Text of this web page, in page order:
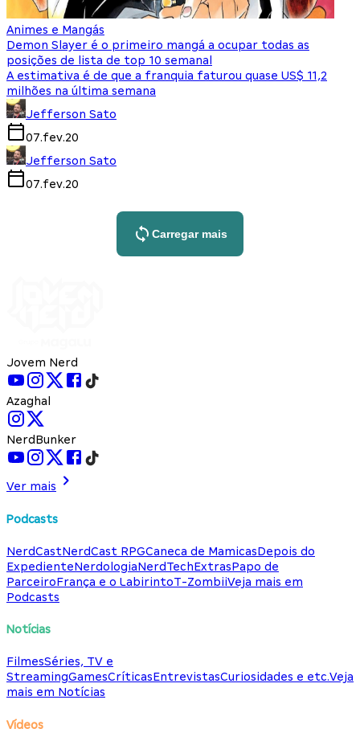
Animes e Mangás
Demon Slayer é o primeiro mangá a ocupar todas as
posições de lista de top 10 semanal
A estimativa é de que a franquia faturou quase US$ 11,2
milhões na última semana
Jefferson Sato
07.fev.20
Jefferson Sato
07.fev.20
Carregar mais
Jovem Nerd
Azaghal
NerdBunker
Ver mais
Podcasts
NerdCastNerdCast RPGCaneca de MamicasDepois do
ExpedienteNerdologiaNerdTechExtrasPapo de
ParceiroFrança e o LabirintoT-ZombiiVeja mais em
Podcasts
Notícias
FilmesSéries, TV e
StreamingGamesCríticasEntrevistasCuriosidades e etc.Veja
mais em Notícias
Vídeos